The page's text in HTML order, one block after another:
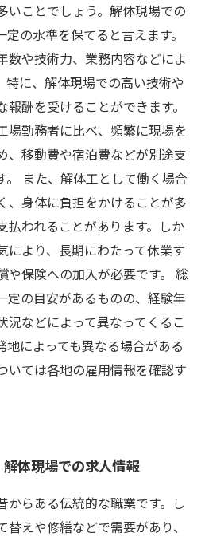
いことでしょう。解体現場での
の水準を保てると言えます。
数や技術力、業務内容などによ
特に、解体現場での高い技術や
酬を受けることができます。
場勤務者に比べ、頻繁に現場を
、移動費や宿泊費などが別途支
。 また、解体工として働く場合
、身体に負担をかけることが多
払われることがあります。しか
により、長期にわたって休業す
や保険への加入が必要です。 総
定の目安があるものの、経験年
況などによって異なってくるこ
地によっても異なる場合がある
いては各地の雇用情報を確認す
体現場での求人情報
からある伝統的な職業です。し
えや修繕などで需要があり、